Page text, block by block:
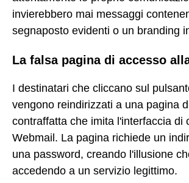
invierebbero mai messaggi
segnaposto evidenti o un branding
La falsa pagina di accesso
I destinatari che cliccano sul
vengono reindirizzati a una pagina
contraffatta che imita l'interfaccia di
Webmail. La pagina richiede un
una password, creando l'illusione
accedendo a un servizio legittimo.